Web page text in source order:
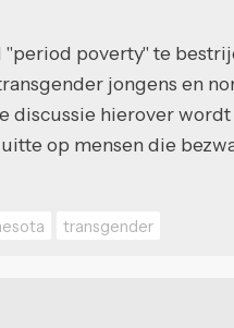
"period poverty" te
jongens en
discussie hierover
op mensen die
transgender